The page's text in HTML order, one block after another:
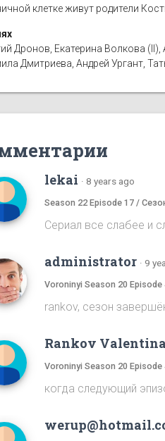
клетке живут родители
Дронов, Екатерина Волкова
Дмитриева, Андрей Ургант,
lekai · 8 years ago
Season 22 Episode 17 /
Сериал все слабее и
administrator · 9
Voroninyi Season 20
rankov, сезон
Rankov Valentina
Voroninyi Season 20
когда следующий